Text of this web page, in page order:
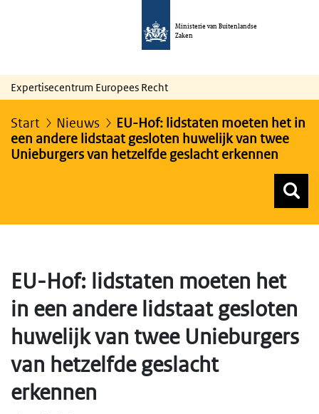
Ministerie van Buitenlandse
Zaken
Expertisecentrum Europees Recht
Start Nieuws
EU-Hof: lidstaten moeten het in
een andere lidstaat gesloten huwelijk van twee
Unieburgers van hetzelfde geslacht erkennen
EU-Hof: lidstaten moeten het
in een andere lidstaat gesloten
huwelijk van twee Unieburgers
van hetzelfde geslacht
erkennen